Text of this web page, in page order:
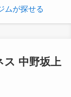
中野坂上